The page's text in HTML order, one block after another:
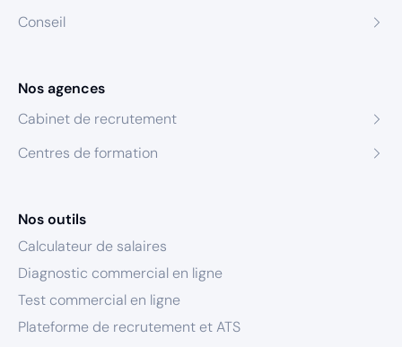
Conseil
Nos agences
Cabinet de recrutement
Centres de formation
Nos outils
Calculateur de salaires
Diagnostic commercial en ligne
Test commercial en ligne
Plateforme de recrutement et ATS